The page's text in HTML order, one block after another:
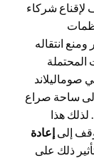
لإقناع شركاء
ومنع انتقاله
المحتملة
صوماليلاند
ساحة صراع
هذا
إلى إعادة
ذلك على